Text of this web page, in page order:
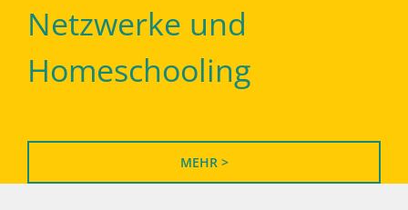
Netzwerke und
Homeschooling
MEHR >